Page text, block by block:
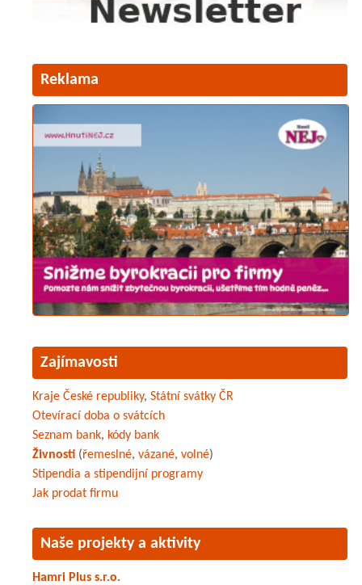
Reklama
Zajímavosti
Kraje České republiky, Státní svátky ČR
Otevírací doba o svátcích
Seznam bank, kódy bank
Živnosti (řemeslné, vázané, volné)
Stipendia a stipendijní programy
Jak prodat firmu
Naše projekty a aktivity
Hamri Plus s.r.o.